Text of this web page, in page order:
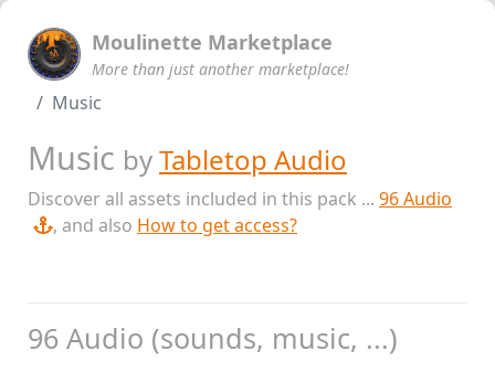
Moulinette Marketplace
More than just another marketplace!
Music
Music byTabletop Audio
Discover all assets included in this pack ... 96 Audio
, and also How to get access?
96 Audio (sounds, music, ...)